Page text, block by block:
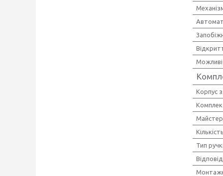
Корпус
Тип